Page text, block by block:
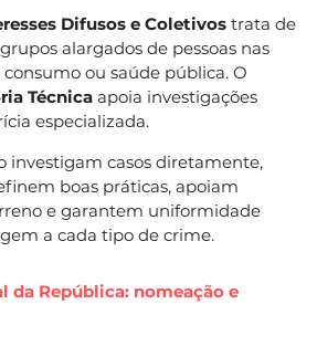
Difusos e Coletivos trata de
alargados de pessoas nas
ou saúde pública. O
Técnica apoia investigações
especializada.
investigam casos diretamente,
boas práticas, apoiam
e garantem uniformidade
a cada tipo de crime.
da República: nomeação e